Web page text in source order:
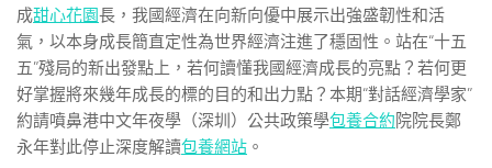
成甜心花園長，我國經濟在向新向優中展示出強盛韌性和活
氣，以本身成長簡直定性為世界經濟注進了穩固性。站在“十五
五”殘局的新出發點上，若何讀懂我國經濟成長的亮點？若何更
好掌握將來幾年成長的標的目的和出力點？本期“對話經濟學家”
約請噴鼻港中文年夜學（深圳）公共政策學包養合約院院長鄭
永年對此停止深度解讀包養網站 。